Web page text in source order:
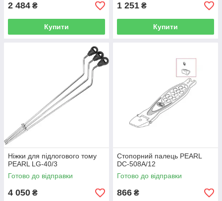
2 484 ₴
Купити
1 251 ₴
Купити
Ніжки для підлогового тому
PEARL LG-40/3
Готово до відправки
4 050 ₴
Стопорний палець PEARL
DC-508A/12
Готово до відправки
866 ₴